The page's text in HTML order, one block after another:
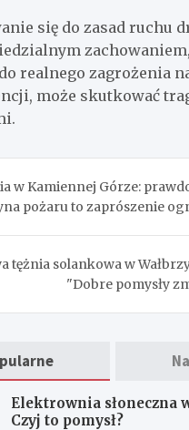
się do zasad ruchu
realnego zagrożenia
może skutkować
w Kamiennej Górze:
pożaru to zaprószenie
tężnia solankowa w
"Dobre pomysły
Elektrownia słoneczna
Czyj to pomysł?